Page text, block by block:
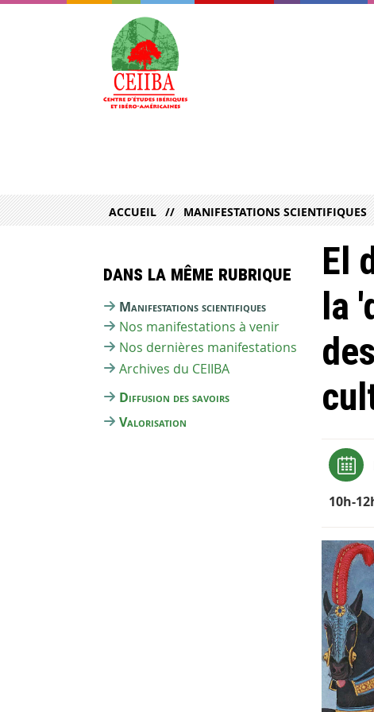
ACCUEIL MANIFESTATIONS SCIENTIFIQUES
El
la
10h-
Dans la même rubrique
Manifestations scientifiques
Nos manifestations à venir
Nos dernières manifestations
Archives du CEIIBA
Diffusion des savoirs
Valorisation